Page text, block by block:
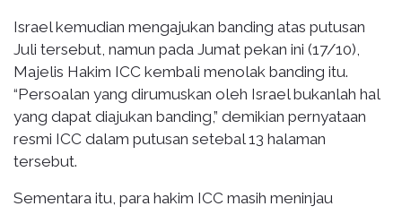
Israel kemudian mengajukan banding atas putusan
Juli tersebut, namun pada Jumat pekan ini (17/10),
Majelis Hakim ICC kembali menolak banding itu.
“Persoalan yang dirumuskan oleh Israel bukanlah hal
yang dapat diajukan banding,” demikian pernyataan
resmi ICC dalam putusan setebal 13 halaman
tersebut.
Sementara itu, para hakim ICC masih meninjau